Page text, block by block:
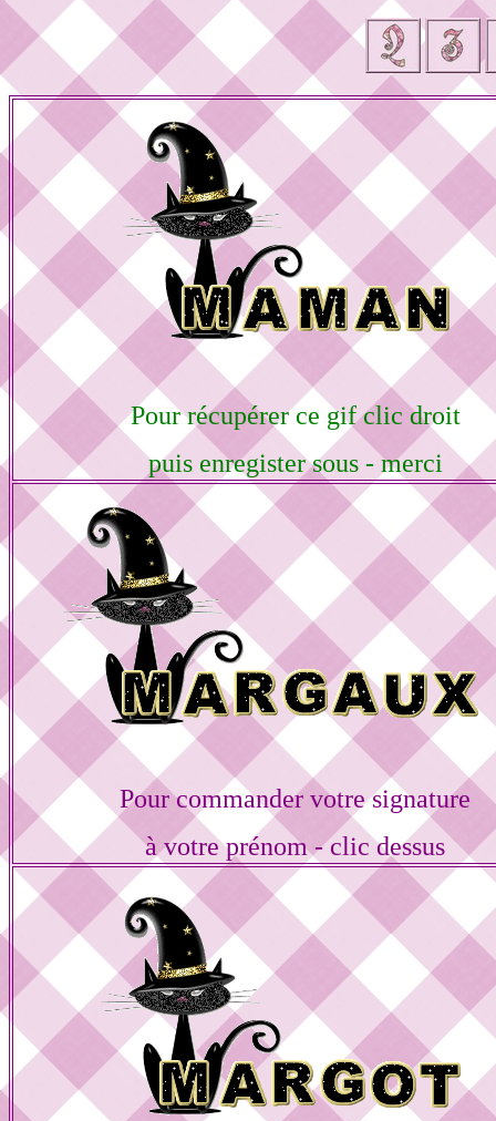
Pour récupérer ce gif clic droit
puis enregister sous - merci
Pour commander votre signature
à votre prénom - clic dessus